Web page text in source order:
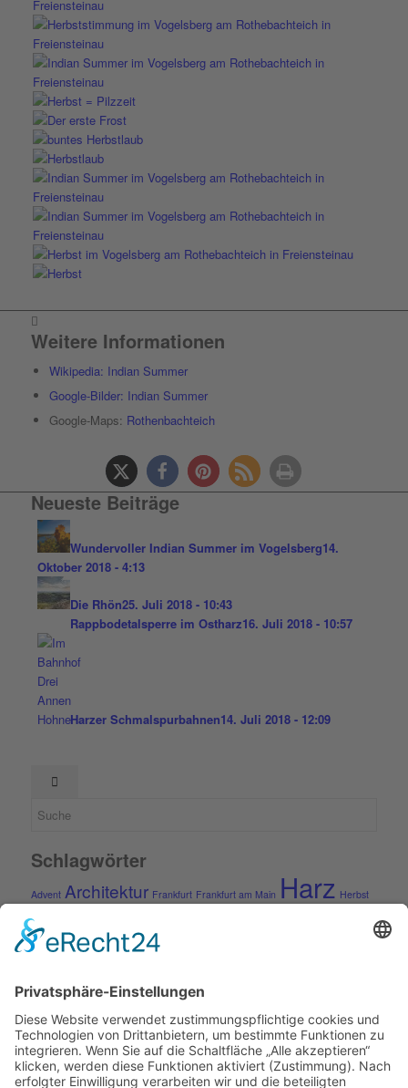
Weitere Informationen
Wikipedia: Indian Summer
Google-Bilder: Indian Summer
Google-Maps: Rothenbachteich
Neueste Beiträge
Wundervoller Indian Summer im Vogelsberg14.
Oktober 2018 - 4:13
Die Rhön25. Juli 2018 - 10:43
Rappbodetalsperre im Ostharz16. Juli 2018 - 10:57
Harzer Schmalspurbahnen14. Juli 2018 - 12:09
Schlagwörter
Advent Architektur Frankfurt Frankfurt am Main Harz Herbst
Ostfriesland
Rhein-Main-Gebiet
Rhön Rügen Schmalspurbahn
Vogelsberg
Kontakt
Impressum
Kontakt
Datenschutzerklärung